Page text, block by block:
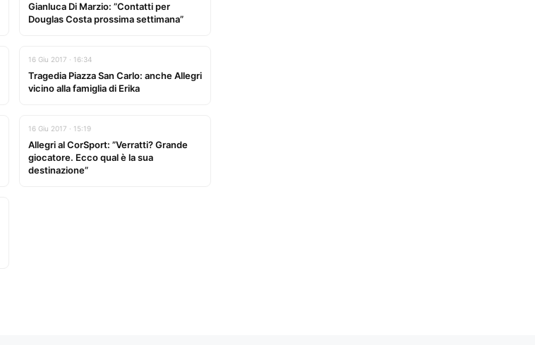
Gianluca Di Marzio: ”Contatti per
Douglas Costa prossima settimana”
16 Giu 2017 · 16:34
Tragedia Piazza San Carlo: anche Allegri
vicino alla famiglia di Erika
16 Giu 2017 · 15:19
Allegri al CorSport: ”Verratti? Grande
giocatore. Ecco qual è la sua
destinazione”